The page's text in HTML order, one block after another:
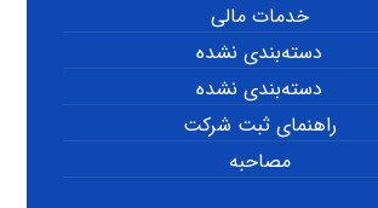
خدمات مالی
دسته‌بندی نشده
دسته‌بندی نشده
راهنمای ثبت شرکت
مصاحبه